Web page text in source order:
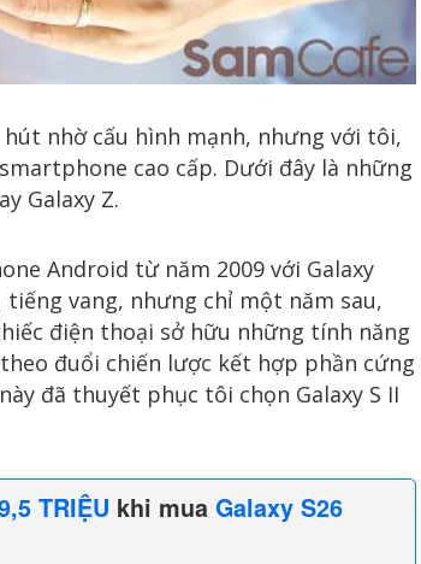
nhờ cấu hình mạnh, nhưng với tôi,
cao cấp. Dưới đây là những
Galaxy Z.
Android từ năm 2009 với Galaxy
tiếng vang, nhưng chỉ một năm sau,
điện thoại sở hữu những tính năng
đuổi chiến lược kết hợp phần cứng
đã thuyết phục tôi chọn Galaxy S II
TRIỆU khi mua Galaxy S26